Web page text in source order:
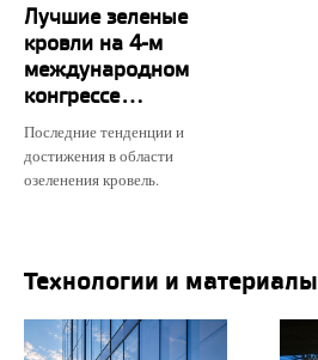
Лучшие зеленые
кровли на 4-м
международном
конгрессе...
Последние тенденции и
достижения в области
озеленения кровель.
Технологии и материалы